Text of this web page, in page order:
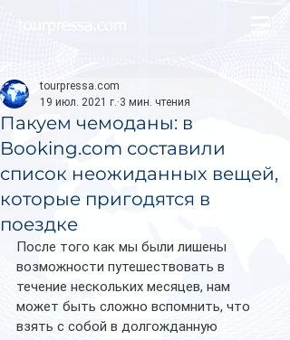
Пакуем чемоданы: в
Booking.com составили
список неожиданных вещей,
которые пригодятся в
поездке
tourpressa.com
19 июл. 2021 г. 3 мин. чтения
После того как мы были лишены
возможности путешествовать в
течение нескольких месяцев, нам
может быть сложно вспомнить, что
взять с собой в долгожданную